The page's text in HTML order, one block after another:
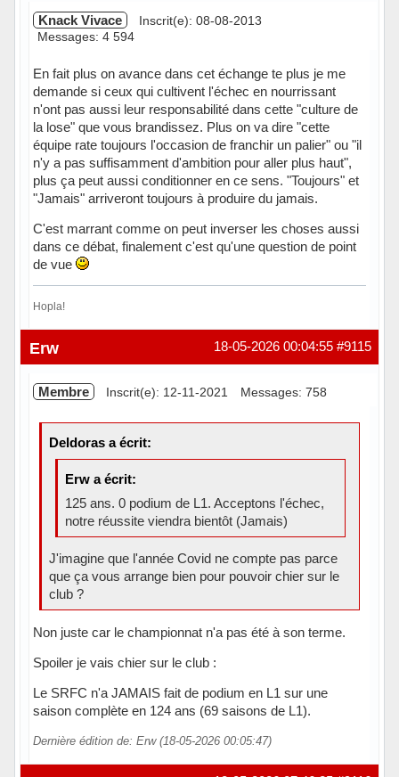
Knack Vivace
Inscrit(e): 08-08-2013
Messages: 4 594
En fait plus on avance dans cet échange te plus je me
demande si ceux qui cultivent l'échec en nourrissant
n'ont pas aussi leur responsabilité dans cette "culture de
la lose" que vous brandissez. Plus on va dire "cette
équipe rate toujours l'occasion de franchir un palier" ou "il
n'y a pas suffisamment d'ambition pour aller plus haut",
plus ça peut aussi conditionner en ce sens. "Toujours" et
"Jamais" arriveront toujours à produire du jamais.
C'est marrant comme on peut inverser les choses aussi
dans ce débat, finalement c'est qu'une question de point
de vue
Hopla!
Hors ligne #9115
18-05-2026 00:04:55
Erw
Membre Inscrit(e): 12-11-2021 Messages: 758
Deldoras a écrit:
Erw a écrit:
125 ans. 0 podium de L1. Acceptons l'échec,
notre réussite viendra bientôt (Jamais)
J'imagine que l'année Covid ne compte pas parce
que ça vous arrange bien pour pouvoir chier sur le
club ?
Non juste car le championnat n'a pas été à son terme.
Spoiler je vais chier sur le club :
Le SRFC n'a JAMAIS fait de podium en L1 sur une
saison complète en 124 ans (69 saisons de L1).
Dernière édition de: Erw (18-05-2026 00:05:47)